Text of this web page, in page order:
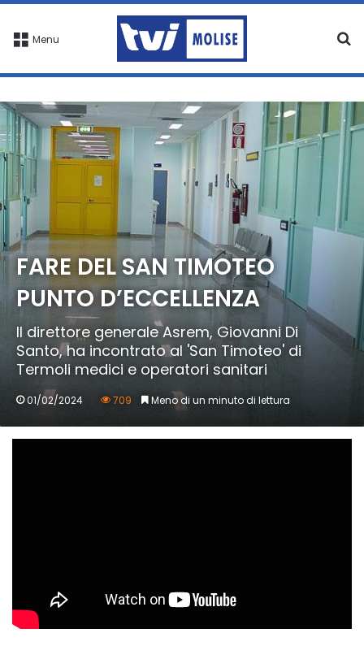
Menu
FARE DEL SAN TIMOTEO
PUNTO D’ECCELLENZA
Il direttore generale Asrem, Giovanni Di
Santo, ha incontrato al 'San Timoteo' di
Termoli medici e operatori sanitari
01/02/2024 709 Meno di un minuto di lettura